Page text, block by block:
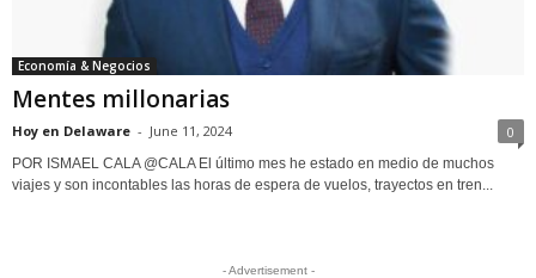
Economía & Negocios
Mentes millonarias
Hoy en Delaware - June 11, 2024 0
POR ISMAEL CALA @CALA El último mes he estado en medio de muchos
viajes y son incontables las horas de espera de vuelos, trayectos en tren...
- Advertisement -